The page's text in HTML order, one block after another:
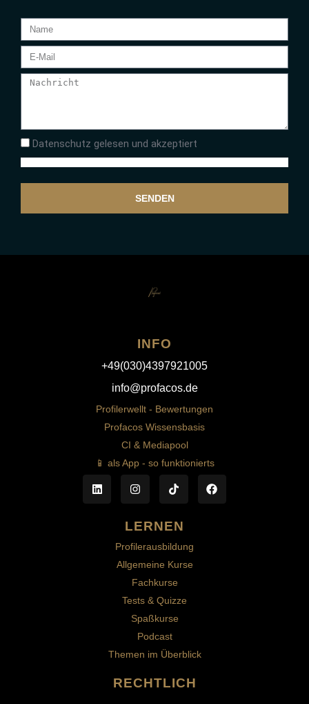
Datenschutz gelesen und akzeptiert
SENDEN
INFO
+49(030)4397921005
info@profacos.de
Profilerwellt - Bewertungen
Profacos Wissensbasis
CI & Mediapool
📱 als App - so funktionierts
LERNEN
Profilerausbildung
Allgemeine Kurse
Fachkurse
Tests & Quizze
Spaßkurse
Podcast
Themen im Überblick
RECHTLICH